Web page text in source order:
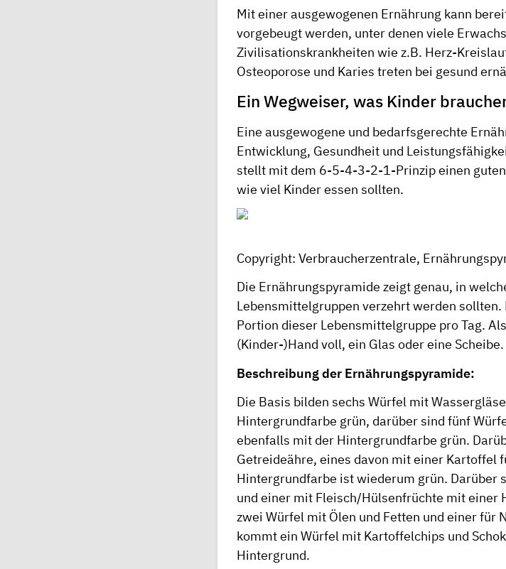
Mit einer ausgewogenen Ernährung kann
vorgebeugt werden, unter denen viele
Zivilisationskrankheiten wie z.B. Herz-
Osteoporose und Karies treten bei gesund
Ein Wegweiser, was Kinder
Eine ausgewogene und bedarfsgerechte
Entwicklung, Gesundheit und
stellt mit dem 6-5-4-3-2-1-Prinzip einen
wie viel Kinder essen sollten.
Copyright: Verbraucherzentrale,
Die Ernährungspyramide zeigt genau, in
Lebensmittelgruppen verzehrt werden
Portion dieser Lebensmittelgruppe pro Tag.
(Kinder-)Hand voll, ein Glas oder eine Scheibe.
Beschreibung der Ernährungspyramide:
Die Basis bilden sechs Würfel mit
Hintergrundfarbe grün, darüber sind fünf
ebenfalls mit der Hintergrundfarbe grün.
Getreideähre, eines davon mit einer Kartoffel
Hintergrundfarbe ist wiederum grün. Darüber
und einer mit Fleisch/Hülsenfrüchte mit einer
zwei Würfel mit Ölen und Fetten und einer für
kommt ein Würfel mit Kartoffelchips und
Hintergrund.